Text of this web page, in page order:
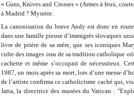
« Guns, Knives and Crosses » (Armes à feux,
à Madrid ? Mystère.
La canonisation du brave Andy est donc en
dans une famille pieuse d’immigrés slovaques
livre de prière de sa mère, que ses iconiques
culte des images issu de sa tradition catholique
cachette et même s’occupait de nécessiteux.
1987, un mois après sa mort, lors d’une messe
de l’artiste confirma ce catholicisme caché qui,
Jatta, la directrice des musées du Vatican :